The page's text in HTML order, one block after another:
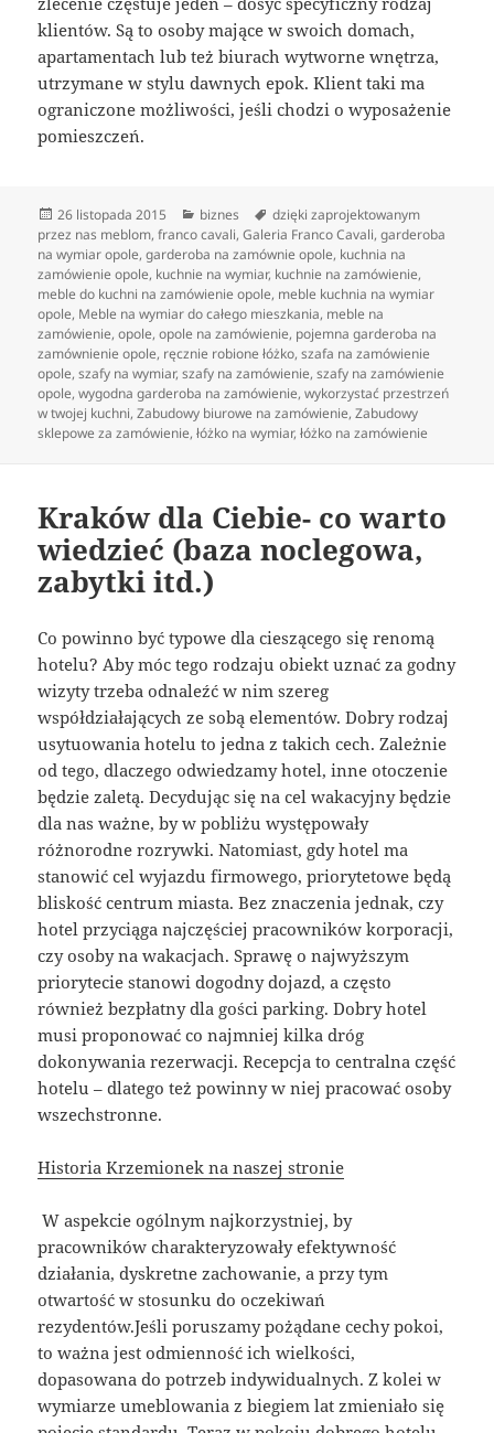
klientów. Są to osoby mające w swoich domach,
apartamentach lub też biurach wytworne wnętrza,
utrzymane w stylu dawnych epok. Klient taki ma
ograniczone możliwości, jeśli chodzi o wyposażenie
pomieszczeń.
Data
publikacji
26 listopada 2015 Kategorie
biznes Tagi
dzięki zaprojektowanym
przez nas meblom,franco cavali,Galeria Franco Cavali,garderoba
na wymiar opole,garderoba na zamównie opole, kuchnia na
zamówienie opole, kuchnie na wymiar, kuchnie na zamówienie,
meble do kuchni na zamówienie opole, meble kuchnia na wymiar
opole, Meble na wymiar do całego mieszkania, meble na
zamówienie,opole,opole na zamówienie, pojemna garderoba na
zamównienie opole, ręcznie robione łóżko,szafa na zamówienie
opole,szafy na wymiar,szafy na zamówienie,szafy na zamówienie
opole,wygodna garderoba na zamówienie,wykorzystać przestrzeń
w twojej kuchni,Zabudowy biurowe na zamówienie,Zabudowy
sklepowe za zamówienie,łóżko na wymiar,łóżko na zamówienie
Kraków dla Ciebie- co warto
wiedzieć (baza noclegowa,
zabytki itd.)
Co powinno być typowe dla cieszącego się renomą
hotelu? Aby móc tego rodzaju obiekt uznać za godny
wizyty trzeba odnaleźć w nim szereg
współdziałających ze sobą elementów. Dobry rodzaj
usytuowania hotelu to jedna z takich cech. Zależnie
od tego, dlaczego odwiedzamy hotel, inne otoczenie
będzie zaletą. Decydując się na cel wakacyjny będzie
dla nas ważne, by w pobliżu występowały
różnorodne rozrywki. Natomiast, gdy hotel ma
stanowić cel wyjazdu firmowego, priorytetowe będą
bliskość centrum miasta. Bez znaczenia jednak, czy
hotel przyciąga najczęściej pracowników korporacji,
czy osoby na wakacjach. Sprawę o najwyższym
priorytecie stanowi dogodny dojazd, a często
również bezpłatny dla gości parking. Dobry hotel
musi proponować co najmniej kilka dróg
dokonywania rezerwacji. Recepcja to centralna część
hotelu – dlatego też powinny w niej pracować osoby
wszechstronne.
Historia Krzemionek na naszej stronie
W aspekcie ogólnym najkorzystniej, by
pracowników charakteryzowały efektywność
działania, dyskretne zachowanie, a przy tym
otwartość w stosunku do oczekiwań
rezydentów.Jeśli poruszamy pożądane cechy pokoi,
to ważna jest odmienność ich wielkości,
dopasowana do potrzeb indywidualnych. Z kolei w
wymiarze umeblowania z biegiem lat zmieniało się